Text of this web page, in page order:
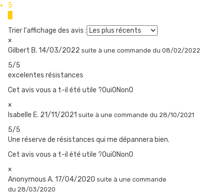
La production de vapeur diminue
Un goût de brûlé se fait parfois sentir
La résistance et le coton sont encrassés
COMMENT CHANGER LA RÉSISTANCE ?
Dévissez le top cap votre clearomiseur et retirez-le, comme
pour remplir le réservoir.
Dévissez ensuite la résistance usagée du top cap ou de la base.
Amorcez votre nouvelle résistance, en déposant 7 à 8 gouttes
le clearomiseur.
Attendez quelques minutes avant de commencer à vaper.
5
Trier l'affichage des avis :
×
Gilbert B. 14/03/2022 suite à une commande du 08/02/2022
5/5
excelentes résistances
Cet avis vous a t-il été utile ?Oui0Non0
×
Isabelle E. 21/11/2021 suite à une commande du 28/10/2021
5/5
Une réserve de résistances qui me dépannera bien.
Cet avis vous a t-il été utile ?Oui0Non0
×
Anonymous A. 17/04/2020 suite à une commande
du 28/03/2020